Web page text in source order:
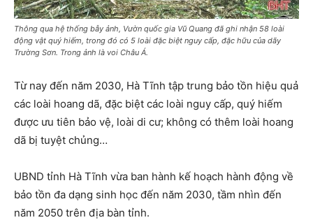
Thông qua hệ thống bẫy ảnh, Vườn quốc gia Vũ Quang đã ghi nhận 58 loài
động vật quý hiếm, trong đó có 5 loài đặc biệt nguy cấp, đặc hữu của dãy
Trường Sơn. Trong ảnh là voi Châu Á.
Từ nay đến năm 2030, Hà Tĩnh tập trung bảo tồn hiệu quả
các loài hoang dã, đặc biệt các loài nguy cấp, quý hiếm
được ưu tiên bảo vệ, loài di cư; không có thêm loài hoang
dã bị tuyệt chủng…
UBND tỉnh Hà Tĩnh vừa ban hành kế hoạch hành động về
bảo tồn đa dạng sinh học đến năm 2030, tầm nhìn đến
năm 2050 trên địa bàn tỉnh.